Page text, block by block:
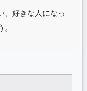
、好きな人になっ